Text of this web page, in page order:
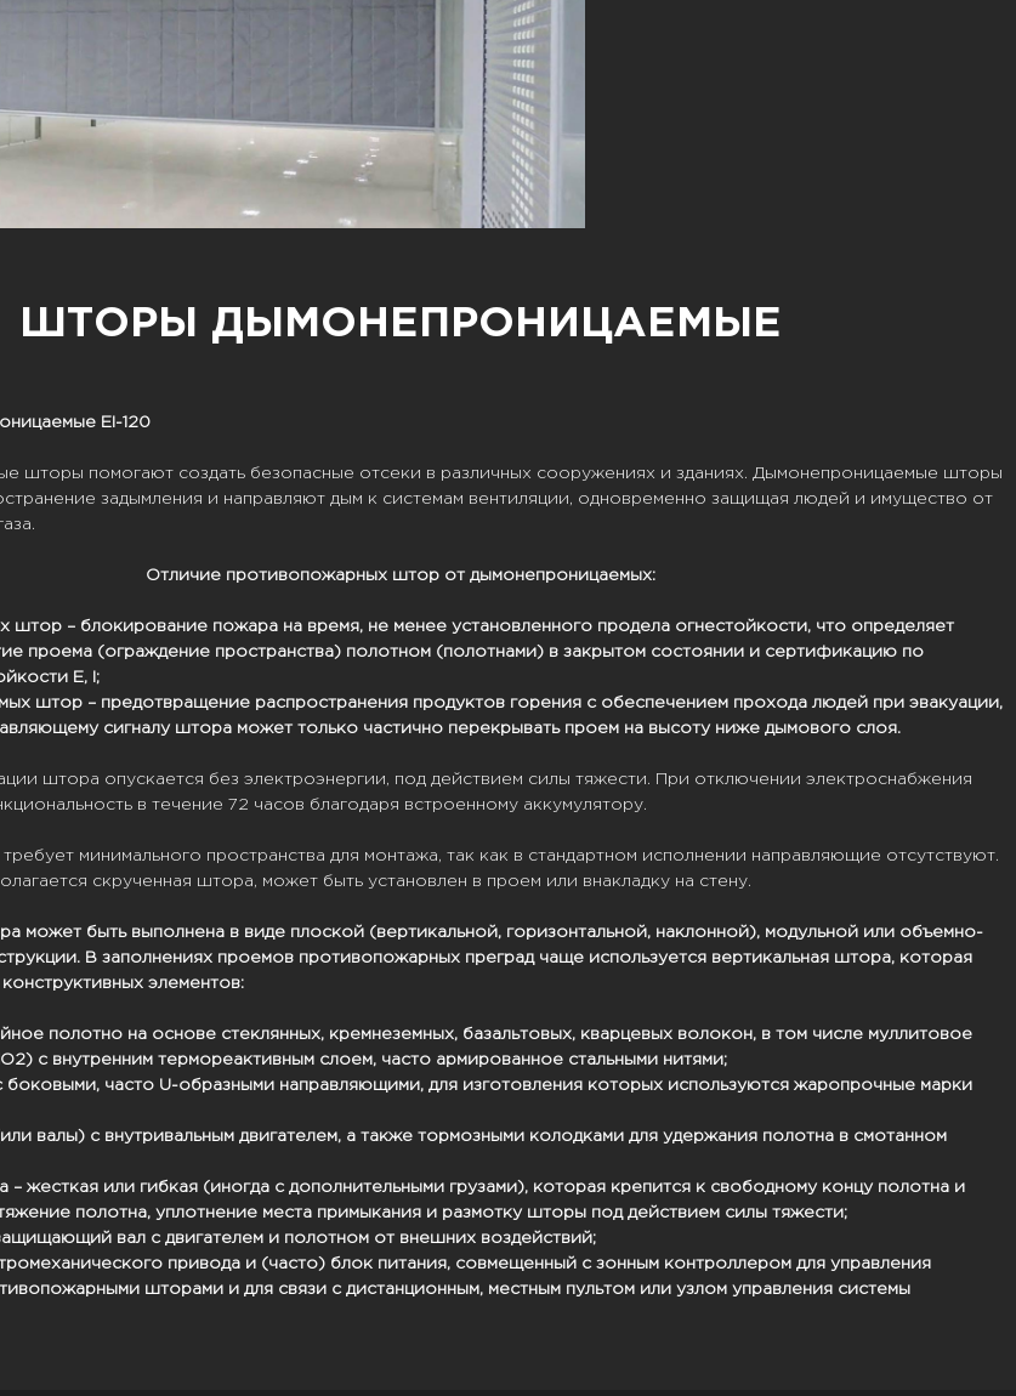
ШТОРЫ ДЫМОНЕПРОНИЦАЕМЫЕ
EI-120
шторы помогают создать безопасные отсеки в различных сооружениях и зданиях. Дымонепроницаемые шторы
задымления и направляют дым к системам вентиляции, одновременно защищая людей и имущество от
Отличие противопожарных штор от дымонепроницаемых:
штор – блокирование пожара на время, не менее установленного продела огнестойкости, что определяет
проема (ограждение пространства) полотном (полотнами) в закрытом состоянии и сертификацию по
E, I;
штор – предотвращение распространения продуктов горения с обеспечением прохода людей при эвакуации,
сигналу штора может только частично перекрывать проем на высоту ниже дымового слоя.
штора опускается без электроэнергии, под действием силы тяжести. При отключении электроснабжения
в течение 72 часов благодаря встроенному аккумулятору.
минимального пространства для монтажа, так как в стандартном исполнении направляющие отсутствуют.
скрученная штора, может быть установлен в проем или внакладку на стену.
может быть выполнена в виде плоской (вертикальной, горизонтальной, наклонной), модульной или объемно-
В заполнениях проемов противопожарных преград чаще используется вертикальная штора, которая
элементов:
полотно на основе стеклянных, кремнеземных, базальтовых, кварцевых волокон, в том числе муллитовое
с внутренним термореактивным слоем, часто армированное стальными нитями;
боковыми, часто U-образными направляющими, для изготовления которых используются жаропрочные марки
валы) с внутривальным двигателем, а также тормозными колодками для удержания полотна в смотанном
жесткая или гибкая (иногда с дополнительными грузами), которая крепится к свободному концу полотна и
полотна, уплотнение места примыкания и размотку шторы под действием силы тяжести;
вал с двигателем и полотном от внешних воздействий;
привода и (часто) блок питания, совмещенный с зонным контроллером для управления
шторами и для связи с дистанционным, местным пультом или узлом управления системы